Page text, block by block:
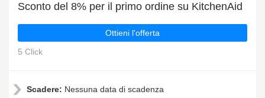
Sconto del 8% per il primo ordine su KitchenAid
Ottieni l'offerta
5 Click
Scadere: Nessuna data di scadenza